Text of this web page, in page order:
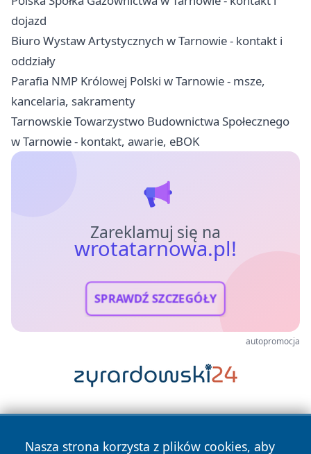
dojazd
Biuro Wystaw Artystycznych w Tarnowie - kontakt i
oddziały
Parafia NMP Królowej Polski w Tarnowie - msze,
kancelaria, sakramenty
Tarnowskie Towarzystwo Budownictwa Społecznego
w Tarnowie - kontakt, awarie, eBOK
Zareklamuj się na
wrotatarnowa.pl!
SPRAWDŹ SZCZEGÓŁY
autopromocja
Nasza strona korzysta z plików cookies, aby